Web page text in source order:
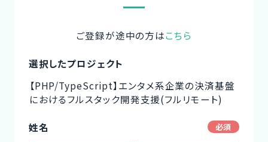
ご登録が途中の方はこちら
選択したプロジェクト
【PHP/TypeScript】エンタメ系企業の決済基盤
におけるフルスタック開発支援(フルリモート)
姓名